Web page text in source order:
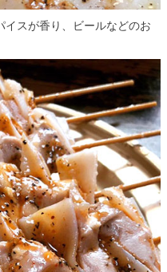
イスが香り、ビールなどのお